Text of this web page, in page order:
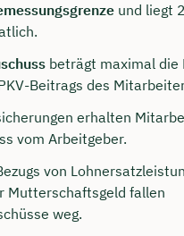
und liegt
beträgt maximal die
Beitrags des
erhalten
vom Arbeitgeber.
von
Mutterschaftsgeld fallen
weg.